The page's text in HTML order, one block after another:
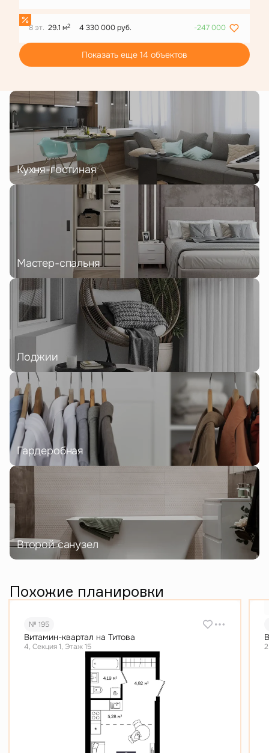
8 эт. 29.1 м2 4 330 000 руб. -247 000
Показать еще 14 объектов
Кухня-гостиная
Мастер-спальня
Лоджии
Гардеробная
Второй санузел
Похожие планировки
№ 195
Витамин-квартал на Титова
4, Секция 1, Этаж 15